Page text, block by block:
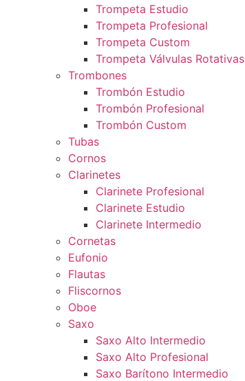
Trompeta Estudio
Trompeta Profesional
Trompeta Custom
Trompeta Válvulas Rotativas
Trombones
Trombón Estudio
Trombón Profesional
Trombón Custom
Tubas
Cornos
Clarinetes
Clarinete Profesional
Clarinete Estudio
Clarinete Intermedio
Cornetas
Eufonio
Flautas
Fliscornos
Oboe
Saxo
Saxo Alto Intermedio
Saxo Alto Profesional
Saxo Barítono Intermedio